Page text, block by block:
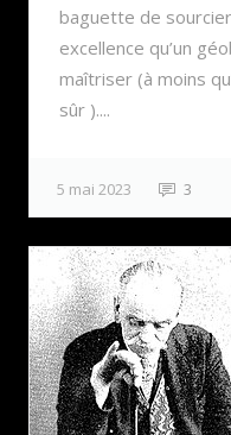
baguette de
excellence qu’un
maîtriser (à moins
sûr )....
5 mai 2023 3